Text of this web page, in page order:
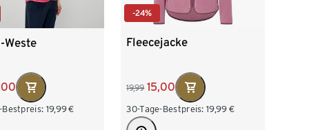
Weste
Bestpreis: 19,99€
-24%
Fleecejacke
19,99 15,00
30-Tage-Bestpreis: 19,99 €